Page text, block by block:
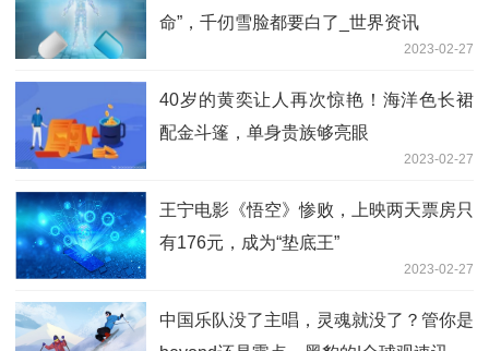
命”，千仞雪脸都要白了_世界资讯
2023-02-27
40岁的黄奕让人再次惊艳！海洋色长裙
配金斗篷，单身贵族够亮眼
2023-02-27
王宁电影《悟空》惨败，上映两天票房只
有176元，成为“垫底王”
2023-02-27
中国乐队没了主唱，灵魂就没了？管你是